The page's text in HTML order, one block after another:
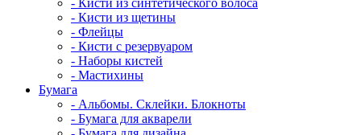
- Кисти из синтетического волоса
- Кисти из щетины
- Флейцы
- Кисти с резервуаром
- Наборы кистей
- Мастихины
Бумага
- Альбомы. Склейки. Блокноты
- Бумага для акварели